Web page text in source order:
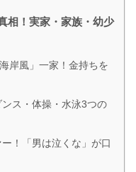
相！実家・家族・幼少
岸風」一家！金持ちを
ス・体操・水泳3つの
！「男は泣くな」が口